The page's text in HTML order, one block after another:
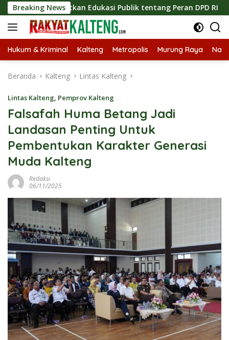
Langsung
ke
konten
Breaking News
Edukasi Publik tentang Peran DPD RI
Hukum & Kriminal Kalteng Metropolis Murung Raya
Beranda Kalteng Lintas Kalteng
Lintas Kalteng, Pemprov Kalteng
Falsafah Huma Betang Jadi
Landasan Penting Untuk
Pembentukan Karakter Generasi
Muda Kalteng
Redaksi
06/11/2025